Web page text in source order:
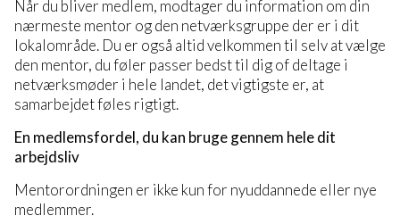
Når du bliver medlem, modtager du information om din
nærmeste mentor og den netværksgruppe der er i dit
lokalområde. Du er også altid velkommen til selv at vælge
den mentor, du føler passer bedst til dig of deltage i
netværksmøder i hele landet, det vigtigste er, at
samarbejdet føles rigtigt.
En medlemsfordel, du kan bruge gennem hele dit
arbejdsliv
Mentorordningen er ikke kun for nyuddannede eller nye
medlemmer.